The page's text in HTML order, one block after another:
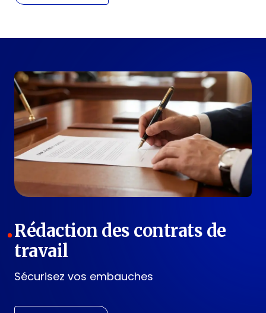
Rédaction des contrats de
travail
Sécurisez vos embauches